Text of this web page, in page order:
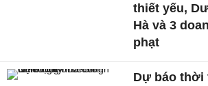
thiết yếu,
Hà và 3
phạt
Dự báo thời